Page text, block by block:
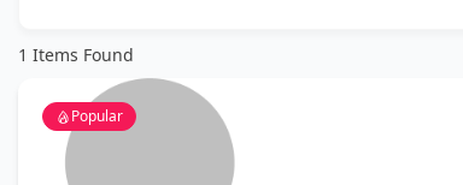
1 Items Found
Popular